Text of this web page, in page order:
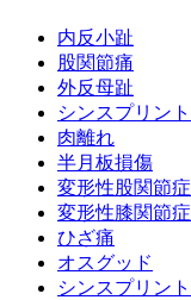
内反小趾
股関節痛
外反母趾
シンスプリント
肉離れ
半月板損傷
変形性股関節症
変形性膝関節症
ひざ痛
オスグッド
シンスプリント